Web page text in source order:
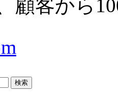
顧客から